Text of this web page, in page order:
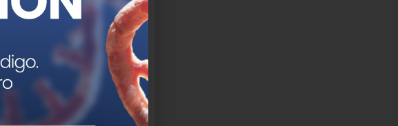
en el laboratorio de
en su RNAt supresor,
por el sup-ARNt
prime editing
es a lo